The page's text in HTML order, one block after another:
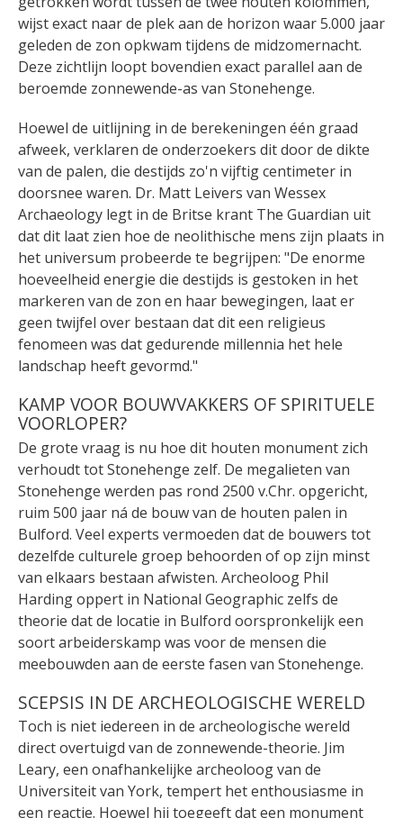
wijst exact naar de plek aan de horizon waar 5.000 jaar
geleden de zon opkwam tijdens de midzomernacht.
Deze zichtlijn loopt bovendien exact parallel aan de
beroemde zonnewende-as van Stonehenge.
Hoewel de uitlijning in de berekeningen één graad
afweek, verklaren de onderzoekers dit door de dikte
van de palen, die destijds zo'n vijftig centimeter in
doorsnee waren. Dr. Matt Leivers van Wessex
Archaeology legt in de Britse krant The Guardian uit
dat dit laat zien hoe de neolithische mens zijn plaats in
het universum probeerde te begrijpen: "De enorme
hoeveelheid energie die destijds is gestoken in het
markeren van de zon en haar bewegingen, laat er
geen twijfel over bestaan dat dit een religieus
fenomeen was dat gedurende millennia het hele
landschap heeft gevormd."
KAMP VOOR BOUWVAKKERS OF SPIRITUELE
VOORLOPER?
De grote vraag is nu hoe dit houten monument zich
verhoudt tot Stonehenge zelf. De megalieten van
Stonehenge werden pas rond 2500 v.Chr. opgericht,
ruim 500 jaar ná de bouw van de houten palen in
Bulford. Veel experts vermoeden dat de bouwers tot
dezelfde culturele groep behoorden of op zijn minst
van elkaars bestaan afwisten. Archeoloog Phil
Harding oppert in National Geographic zelfs de
theorie dat de locatie in Bulford oorspronkelijk een
soort arbeiderskamp was voor de mensen die
meebouwden aan de eerste fasen van Stonehenge.
SCEPSIS IN DE ARCHEOLOGISCHE WERELD
Toch is niet iedereen in de archeologische wereld
direct overtuigd van de zonnewende-theorie. Jim
Leary, een onafhankelijke archeoloog van de
Universiteit van York, tempert het enthousiasme in
een reactie. Hoewel hij toegeeft dat een monument